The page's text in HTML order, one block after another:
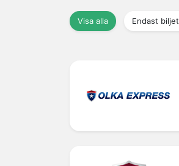
Visa alla Endast